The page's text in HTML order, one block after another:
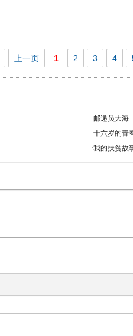
上一页 1 2 3 4
·邮递员大海
·十六岁的青
·我的扶贫故